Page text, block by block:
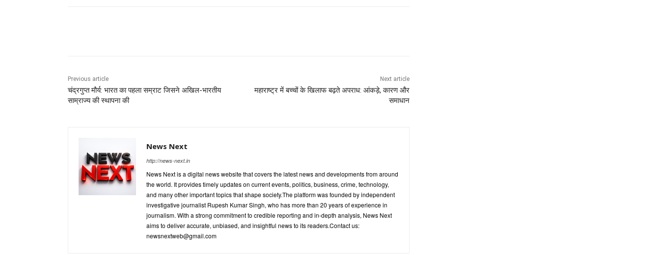
Previous article
चंद्रगुप्त मौर्य: भारत का पहला सम्राट जिसने अखिल-भारतीय
साम्राज्य की स्थापना की
Next article
महाराष्ट्र में बच्चों के खिलाफ बढ़ते अपराध: आंकड़े, कारण और
समाधान
News Next
http://news-next.in
News Next is a digital news website that covers the latest news and developments from around
the world. It provides timely updates on current events, politics, business, crime, technology,
and many other important topics that shape society.The platform was founded by independent
investigative journalist Rupesh Kumar Singh, who has more than 20 years of experience in
journalism. With a strong commitment to credible reporting and in-depth analysis, News Next
aims to deliver accurate, unbiased, and insightful news to its readers.Contact us:
newsnextweb@gmail.com